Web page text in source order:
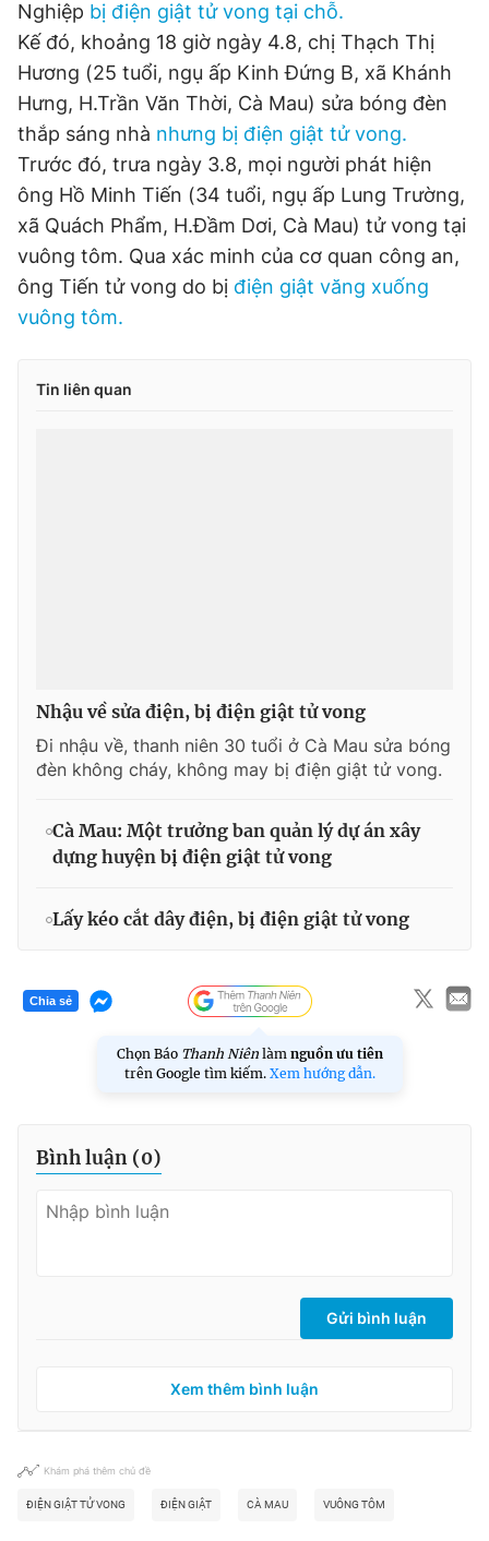
Đọc Thanh Niên trên điện thoại
Theo dõi báo trên
Hotline
Đặt báo Quảng cáo
Nghiệp bị điện giật tử vong tại chỗ.
Kế đó, khoảng 18 giờ ngày 4.8, chị Thạch Thị
Hương (25 tuổi, ngụ ấp Kinh Đứng B, xã Khánh
Hưng, H.Trần Văn Thời, Cà Mau) sửa bóng đèn
thắp sáng nhà nhưng bị điện giật tử vong.
Trước đó, trưa ngày 3.8, mọi người phát hiện
ông Hồ Minh Tiến (34 tuổi, ngụ ấp Lung Trường,
xã Quách Phẩm, H.Đầm Dơi, Cà Mau) tử vong tại
vuông tôm. Qua xác minh của cơ quan công an,
ông Tiến tử vong do bị điện giật văng xuống
vuông tôm.
Tin liên quan
Nhậu về sửa điện, bị điện giật tử vong
Đi nhậu về, thanh niên 30 tuổi ở Cà Mau sửa bóng
đèn không cháy, không may bị điện giật tử vong.
Cà Mau: Một trưởng ban quản lý dự án xây
dựng huyện bị điện giật tử vong
Lấy kéo cắt dây điện, bị điện giật tử vong
Chia sẻ
Chọn Báo Thanh Niên làm nguồn ưu tiên
trên Google tìm kiếm. Xem hướng dẫn.
Bình luận (0)
Gửi bình luận
Xem thêm bình luận
Khám phá thêm chủ đề
ĐIỆN GIẬT TỬ VONG ĐIỆN GIẬT CÀ MAU VUÔNG TÔM